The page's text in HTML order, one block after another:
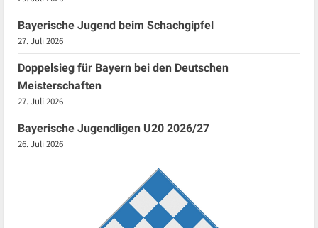
Bayerische Jugend beim Schachgipfel
27. Juli 2026
Doppelsieg für Bayern bei den Deutschen
Meisterschaften
27. Juli 2026
Bayerische Jugendligen U20 2026/27
26. Juli 2026